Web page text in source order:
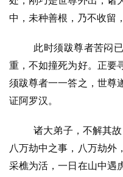
资
讯
点
僧
中，未种善根，乃不收留
此时须跋尊者苦闷
重，不如撞死为好。正要
须跋尊者一一答之，世尊
证阿罗汉。
诸大弟子，不解其
八万劫中之事，八万劫外
采樵为活，一日在山中遇